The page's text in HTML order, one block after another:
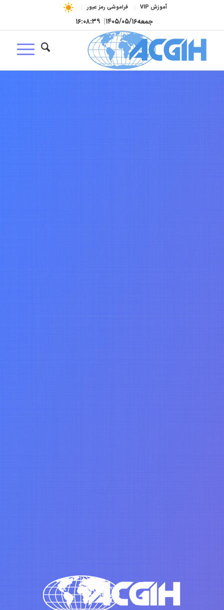
آموزش VIP فراموشی رمز عبور
جمعه۱۴۰۵/۰۵/۱۶| ۱۶:۰۸:۴۰